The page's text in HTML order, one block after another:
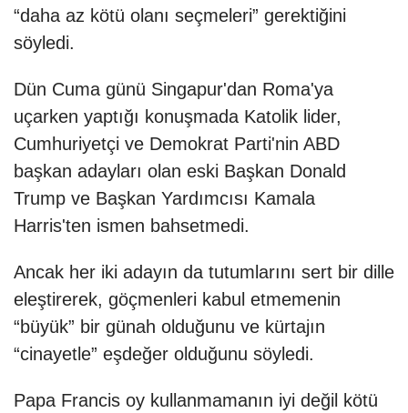
“daha az kötü olanı seçmeleri” gerektiğini
söyledi.
Dün Cuma günü Singapur'dan Roma'ya
uçarken yaptığı konuşmada Katolik lider,
Cumhuriyetçi ve Demokrat Parti'nin ABD
başkan adayları olan eski Başkan Donald
Trump ve Başkan Yardımcısı Kamala
Harris'ten ismen bahsetmedi.
Ancak her iki adayın da tutumlarını sert bir dille
eleştirerek, göçmenleri kabul etmemenin
“büyük” bir günah olduğunu ve kürtajın
“cinayetle” eşdeğer olduğunu söyledi.
Papa Francis oy kullanmamanın iyi değil kötü